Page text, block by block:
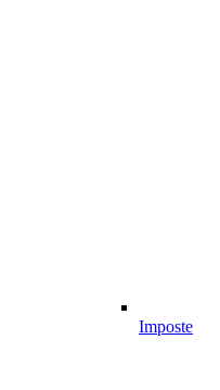
Imposte